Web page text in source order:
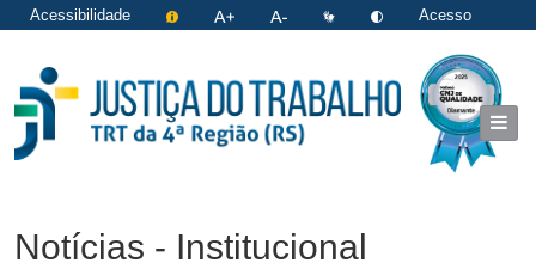
Acessibilidade
Acesso
Notícias - Institucional